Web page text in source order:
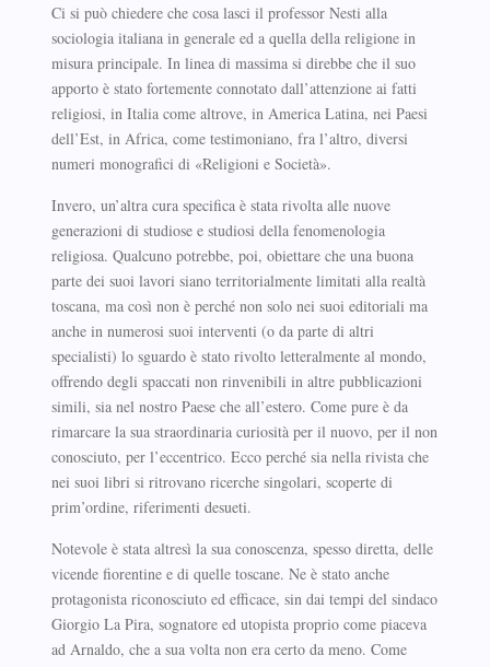
Ci si può chiedere che cosa lasci il professor Nesti alla
sociologia italiana in generale ed a quella della religione in
misura principale. In linea di massima si direbbe che il suo
apporto è stato fortemente connotato dall’attenzione ai fatti
religiosi, in Italia come altrove, in America Latina, nei Paesi
dell’Est, in Africa, come testimoniano, fra l’altro, diversi
numeri monografici di «Religioni e Società».
Invero, un’altra cura specifica è stata rivolta alle nuove
generazioni di studiose e studiosi della fenomenologia
religiosa. Qualcuno potrebbe, poi, obiettare che una buona
parte dei suoi lavori siano territorialmente limitati alla realtà
toscana, ma così non è perché non solo nei suoi editoriali ma
anche in numerosi suoi interventi (o da parte di altri
specialisti) lo sguardo è stato rivolto letteralmente al mondo,
offrendo degli spaccati non rinvenibili in altre pubblicazioni
simili, sia nel nostro Paese che all’estero. Come pure è da
rimarcare la sua straordinaria curiosità per il nuovo, per il non
conosciuto, per l’eccentrico. Ecco perché sia nella rivista che
nei suoi libri si ritrovano ricerche singolari, scoperte di
prim’ordine, riferimenti desueti.
Notevole è stata altresì la sua conoscenza, spesso diretta, delle
vicende fiorentine e di quelle toscane. Ne è stato anche
protagonista riconosciuto ed efficace, sin dai tempi del sindaco
Giorgio La Pira, sognatore ed utopista proprio come piaceva
ad Arnaldo, che a sua volta non era certo da meno. Come